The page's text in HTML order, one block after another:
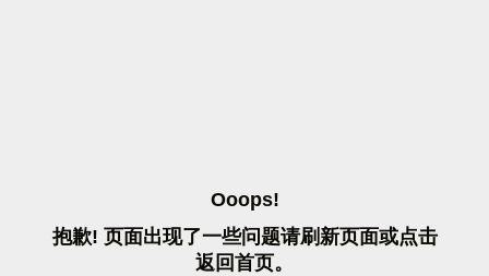
OOOPS!
抱歉! 页面出现了一些问题请刷 新页面或点击
返 回首页。